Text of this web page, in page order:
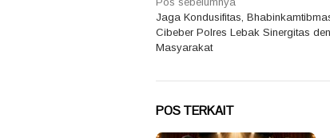
Navigasi
pos
Jaga Kondusifitas,
Cibeber Polres Lebak Sinergitas
Masyarakat
POS TERKAIT